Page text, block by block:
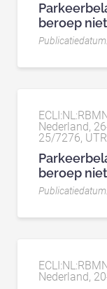
beroep
Nederland,
25/7276,
beroep
Nederland,